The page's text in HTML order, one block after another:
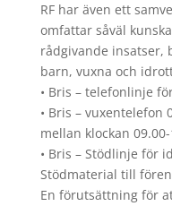
RF har även ett
omfattar såväl
rådgivande
barn, vuxna och
• Bris – telefonlinje
• Bris – vuxentelefon
mellan klockan
• Bris – Stödlinje för
Stödmaterial till
En förutsättning för